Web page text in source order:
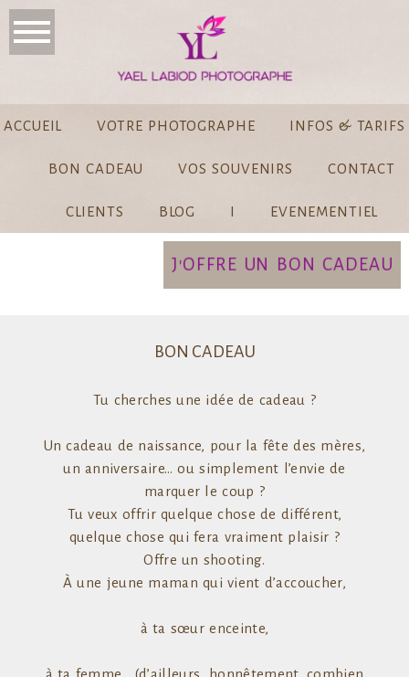
ACCUEIL VOTRE PHOTOGRAPHE INFOS & TARIFS
BON CADEAU VOS SOUVENIRS CONTACT
CLIENTS BLOG I EVENEMENTIEL
J'OFFRE UN BON CADEAU
BON CADEAU
Tu cherches une idée de cadeau ?
Un cadeau de naissance, pour la fête des mères,
un anniversaire… ou simplement l’envie de
marquer le coup ?
Tu veux offrir quelque chose de différent,
quelque chose qui fera vraiment plaisir ?
Offre un shooting.
À une jeune maman qui vient d’accoucher,
à ta sœur enceinte,
à ta femme… (d’ailleurs, honnêtement, combien